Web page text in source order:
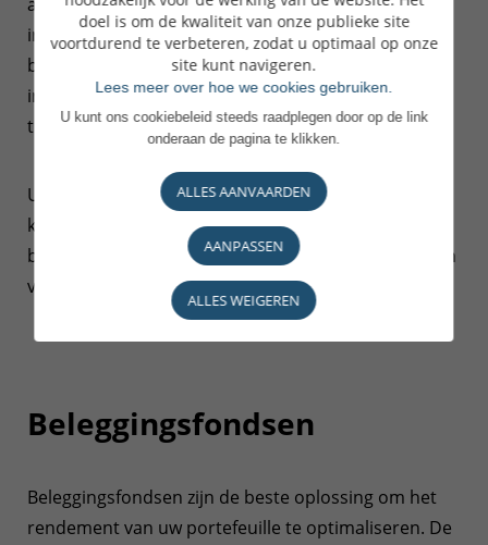
instrumenten (aandelen, obligaties,
beleggingsfondsen enz.) op de meeste
internationale beurzen en tot een brede waaier van
traditionele geldbeleggingen.
U beschikt over een adviseur aan wie u al uw vragen
kunt stellen die geen verband houden met uw
beleggingen, aangezien u uw beleggingsbeslissingen
volledig zelf neemt.
Beleggingsfondsen
Beleggingsfondsen zijn de beste oplossing om het
rendement van uw portefeuille te optimaliseren. De
doel is om de kwaliteit van onze publieke site
voortdurend te verbeteren, zodat u optimaal op onze
site kunt navigeren.
Lees meer over hoe we cookies gebruiken.
U kunt ons cookiebeleid steeds raadplegen door op de link
onderaan de pagina te klikken.
ALLES AANVAARDEN
AANPASSEN
ALLES WEIGEREN